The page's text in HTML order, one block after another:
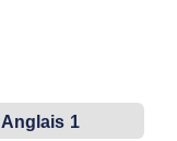
Anglais 1